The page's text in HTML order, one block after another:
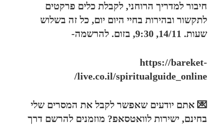
חיבור למדריך הרוחני, לקבלת כלים פרקטים
לתקשור ובהירות בחיי היום יום, כל זה בשלוש
שעות. 14/11, 9:30, בזום. להרשמה-
https://bareket-
live.co.il/spiritualguide_online/
💌 אתם יודעים שאפשר לקבל את המסרים שלי
בחינם, ישירות לוואטסאפ? מוזמנים להרשם דרך